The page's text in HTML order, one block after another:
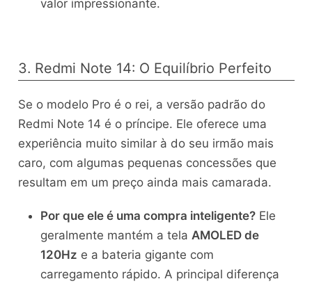
valor impressionante.
3. Redmi Note 14: O Equilíbrio Perfeito
Se o modelo Pro é o rei, a versão padrão do
Redmi Note 14 é o príncipe. Ele oferece uma
experiência muito similar à do seu irmão mais
caro, com algumas pequenas concessões que
resultam em um preço ainda mais camarada.
Por que ele é uma compra inteligente?Ele
geralmente mantém a tela AMOLED de
120Hz e a bateria gigante com
carregamento rápido. A principal diferença